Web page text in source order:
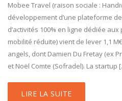
Mobee Travel (raison sociale :
développement d’une plateforme
d’activités 100% en ligne dédiée
mobilité réduite) vient de lever 1,1
angels, dont Damien Du Fretay (ex
et Noël Comte (Sofradel). La startup
LIRE LA SUITE